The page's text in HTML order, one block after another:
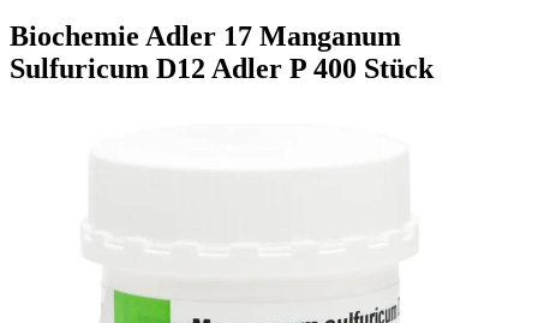
Biochemie Adler 17 Manganum
Sulfuricum D12 Adler P 400 Stück